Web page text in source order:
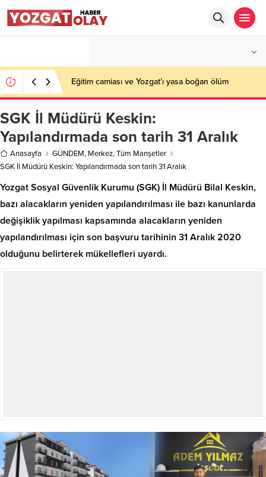
Eğitim camiası ve Yozgat’ı yasa boğan ölüm
SGK İl Müdürü Keskin:
Yapılandırmada son tarih 31 Aralık
Anasayfa GÜNDEM, Merkez,Tüm Manşetler
SGK İl Müdürü Keskin: Yapılandırmada son tarih 31 Aralık
Yozgat Sosyal Güvenlik Kurumu (SGK) İl Müdürü Bilal Keskin,
bazı alacakların yeniden yapılandırılması ile bazı kanunlarda
değişiklik yapılması kapsamında alacakların yeniden
yapılandırılması için son başvuru tarihinin 31 Aralık 2020
olduğunu belirterek mükellefleri uyardı.